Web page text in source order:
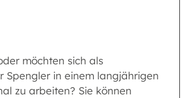
möchten sich als
Spengler in einem langjährigen
zu arbeiten? Sie können